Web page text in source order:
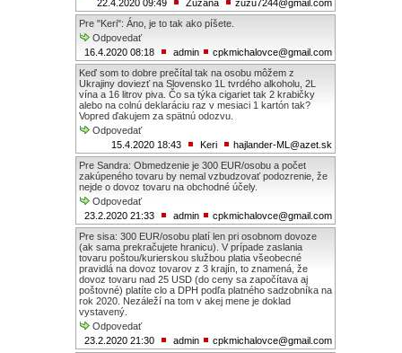
22.4.2020 09:49
Zuzana
zuzu7244@gmail.com
Pre "Keri": Áno, je to tak ako píšete.
Odpovedať
16.4.2020 08:18
admin
cpkmichalovce@gmail.com
Keď som to dobre prečítal tak na osobu môžem z
Ukrajiny doviezť na Slovensko 1L tvrdého alkoholu, 2L
vína a 16 litrov piva. Čo sa týka cigariet tak 2 krabičky
alebo na colnú deklaráciu raz v mesiaci 1 kartón tak?
Vopred ďakujem za spätnú odozvu.
Odpovedať
15.4.2020 18:43
Keri
hajlander-ML@azet.sk
Pre Sandra: Obmedzenie je 300 EUR/osobu a počet
zakúpeného tovaru by nemal vzbudzovať podozrenie, že
nejde o dovoz tovaru na obchodné účely.
Odpovedať
23.2.2020 21:33
admin
cpkmichalovce@gmail.com
Pre sisa: 300 EUR/osobu platí len pri osobnom dovoze
(ak sama prekračujete hranicu). V prípade zaslania
tovaru poštou/kurierskou službou platia všeobecné
pravidlá na dovoz tovarov z 3 krajín, to znamená, že
dovoz tovaru nad 25 USD (do ceny sa započítava aj
poštovné) platíte clo a DPH podľa platného sadzobníka na
rok 2020. Nezáleží na tom v akej mene je doklad
vystavený.
Odpovedať
23.2.2020 21:30
admin
cpkmichalovce@gmail.com